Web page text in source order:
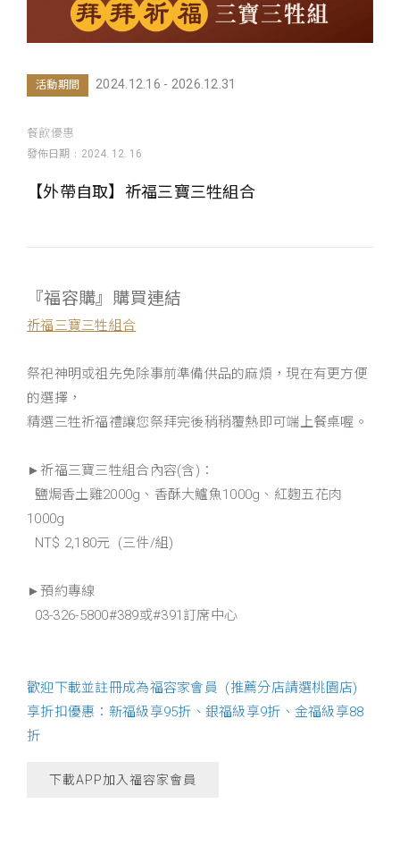
活動期間 2024.12.16 - 2026.12.31
餐飲優惠
發佈日期 2024. 12. 16
【外帶自取】祈福三寶三牲組合
『福容購』購買連結
祈福三寶三牲組合
祭祀神明或祖先免除事前準備供品的麻煩，現在有更方便
的選擇，
精選三牲祈福禮讓您祭拜完後稍稍覆熱即可端上餐桌喔。
►祈福三寶三牲組合內容(含)：
鹽焗香土雞2000g、香酥大鱸魚1000g、紅麴五花肉
1000g
NT$ 2,180元 (三件/組)
►預約專線
03-326-5800#389或#391訂席中心
歡迎下載並註冊成為福容家會員 (推薦分店請選桃園店)
享折扣優惠：新福級享95折、銀福級享9折、金福級享88
折
下載APP加入福容家會員